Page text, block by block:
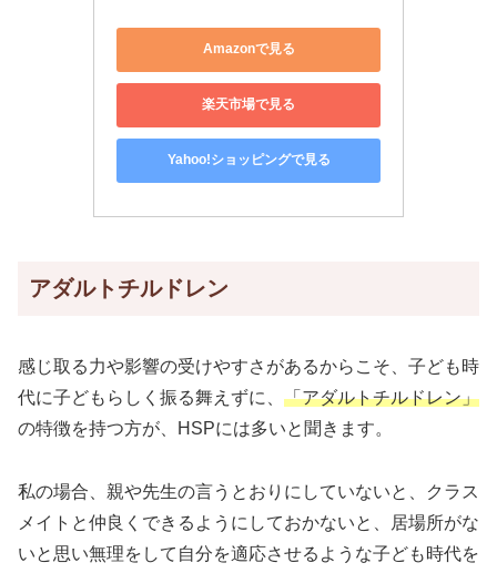
Amazonで見る
楽天市場で見る
Yahoo!ショッピングで見る
アダルトチルドレン
感じ取る力や影響の受けやすさがあるからこそ、子ども時
代に子どもらしく振る舞えずに、 「アダルトチルドレン」
の特徴を持つ方が、HSPには多いと聞きます。
私の場合、親や先生の言うとおりにしていないと、クラス
メイトと仲良くできるようにしておかないと、居場所がな
いと思い無理をして自分を適応させるような子ども時代を